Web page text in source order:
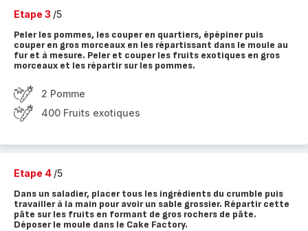
Etape 3 /5
Peler les pommes, les couper en quartiers, épépiner puis
couper en gros morceaux en les répartissant dans le moule au
fur et à mesure. Peler et couper les fruits exotiques en gros
morceaux et les répartir sur les pommes.
2 Pomme
400 Fruits exotiques
Etape 4 /5
Dans un saladier, placer tous les ingrédients du crumble puis
travailler à la main pour avoir un sable grossier. Répartir cette
pâte sur les fruits en formant de gros rochers de pâte.
Déposer le moule dans le Cake Factory.